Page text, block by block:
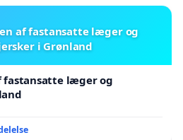
af fastansatte læger og
i Grønland
fastansatte læger og